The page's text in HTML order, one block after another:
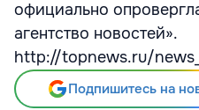
официально
агентство новостей».
http://topnews.ru/
Подпишитесь на